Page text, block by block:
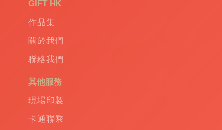
GIFT HK
作品集
關於我們
聯絡我們
其他服務
現場印製
卡通聯乘